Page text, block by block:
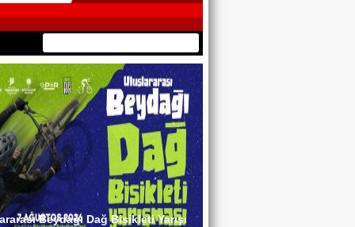
Beydağı Dağ Bisikleti Yarışı